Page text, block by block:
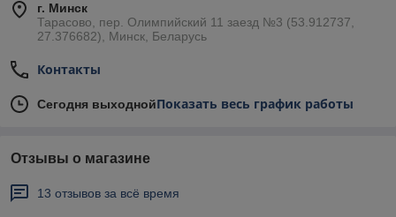
г. Минск
Тарасово, пер. Олимпийский 11 заезд №3 (53.912737,
27.376682), Минск, Беларусь
Контакты
Сегодня выходнойПоказать весь график работы
Отзывы о магазине
13 отзывов за всё время